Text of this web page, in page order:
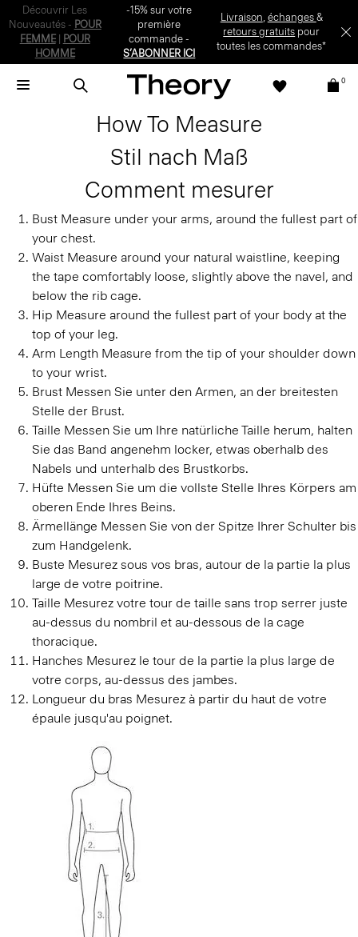
Découvrir Les
Nouveautés - POUR
FEMME
POUR
HOMME
-15% sur votre
première
commande -
S’ABONNER ICI
Livraison, échanges &
retours gratuits pour
toutes les commandes*
0
How To Measure
Stil nach Maß
Comment mesurer
Bust Measure under your arms, around the fullest part of
your chest.
Waist Measure around your natural waistline, keeping
the tape comfortably loose, slightly above the navel, and
below the rib cage.
Hip Measure around the fullest part of your body at the
top of your leg.
Arm Length Measure from the tip of your shoulder down
to your wrist.
Brust Messen Sie unter den Armen, an der breitesten
Stelle der Brust.
Taille Messen Sie um Ihre natürliche Taille herum, halten
Sie das Band angenehm locker, etwas oberhalb des
Nabels und unterhalb des Brustkorbs.
Hüfte Messen Sie um die vollste Stelle Ihres Körpers am
oberen Ende Ihres Beins.
Ärmellänge Messen Sie von der Spitze Ihrer Schulter bis
zum Handgelenk.
Buste Mesurez sous vos bras, autour de la partie la plus
large de votre poitrine.
Taille Mesurez votre tour de taille sans trop serrer juste
au-dessus du nombril et au-dessous de la cage
thoracique.
Hanches Mesurez le tour de la partie la plus large de
votre corps, au-dessus des jambes.
Longueur du bras Mesurez à partir du haut de votre
épaule jusqu'au poignet.